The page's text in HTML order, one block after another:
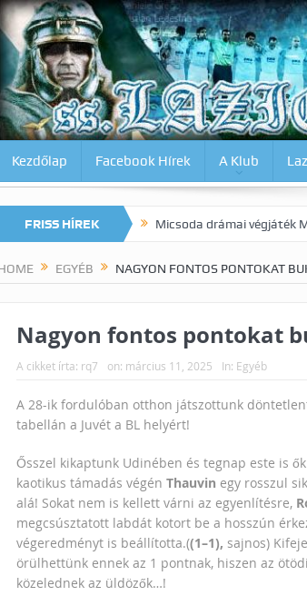
Kezdőlap Facebook Hírek A Klub
FRISS HÍREK
0:1 Micsoda drámai végjáték Milánóban!
EGYÉB NAGYON FONTOS PONTOKAT
Nagyon fontos pontokat
A cikket írta: rq7 on: március 11, 2025 In: Egyéb
A 28-ik fordulóban otthon játszottunk
tabellán a Juvét a BL helyért!
Ősszel kikaptunk Udinében és tegnap este is
kaotikus támadás végén Thauvin egy rosszul
alá! Sokat nem is kellett várni az egyenlítésre,
megcsúsztatott labdát kotort be a hosszún
végeredményt is beállította.((1–1), sajnos)
örülhettünk ennek az 1 pontnak, hiszen az
közelednek az üldözők…!